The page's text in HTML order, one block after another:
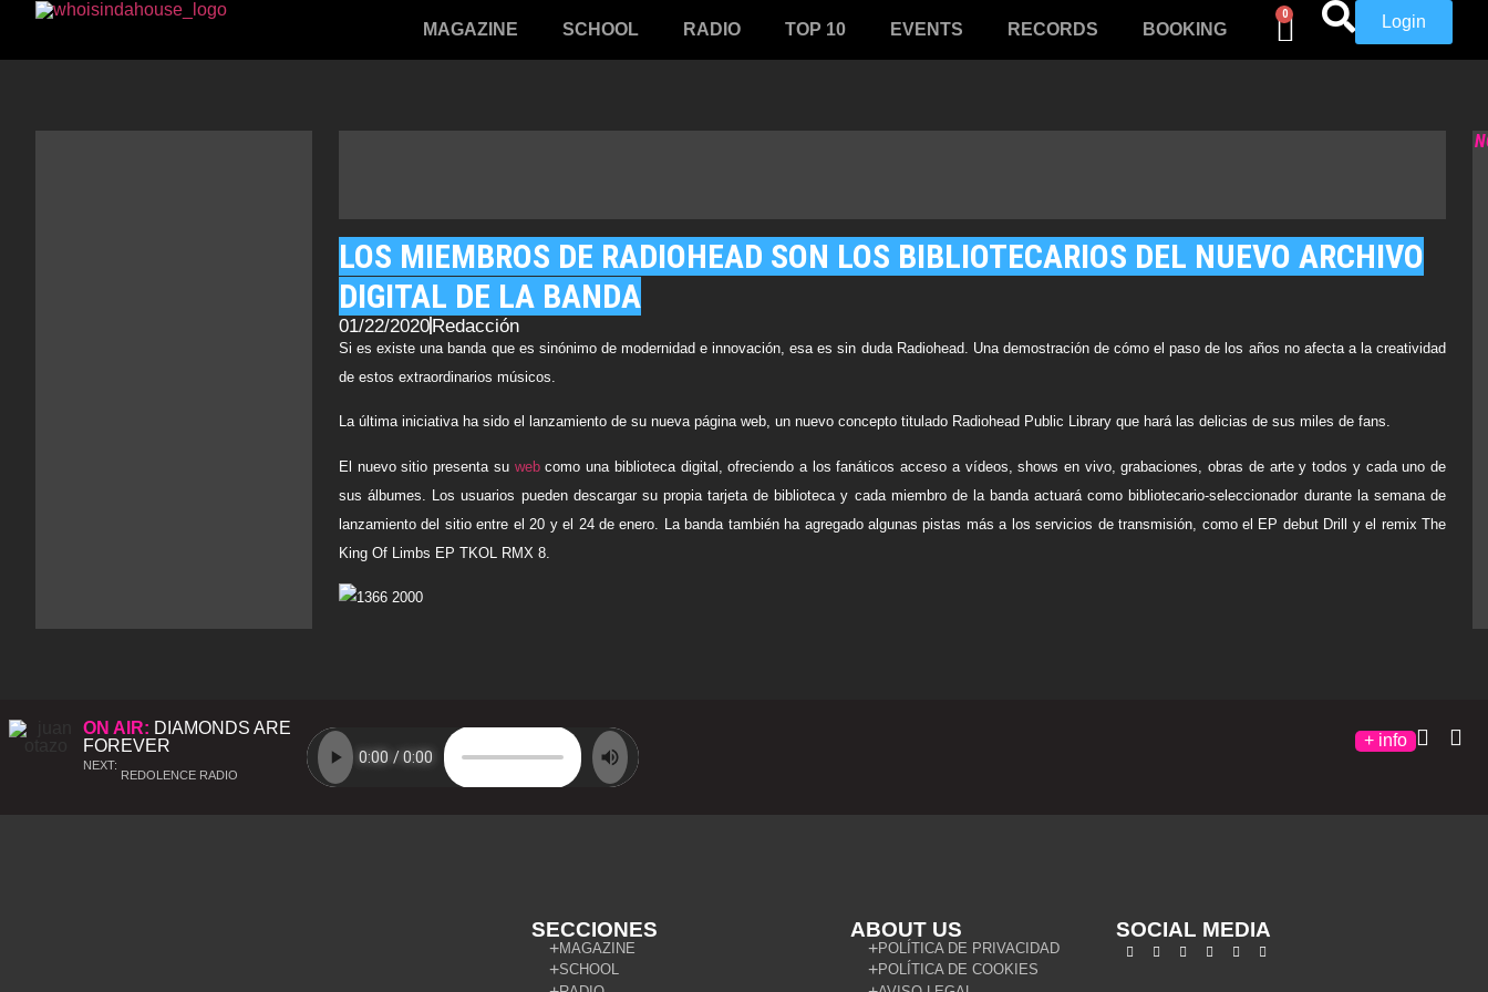
MAGAZINE SCHOOL RADIO TOP 10 EVENTS RECORDS BOOKING
0 Login
LOS MIEMBROS DE RADIOHEAD SON LOS BIBLIOTECARIOS DEL NUEVO ARCHIVO
DIGITAL DE LA BANDA
01/22/2020Redacción
Si es existe una banda que es sinónimo de modernidad e innovación, esa es sin duda Radiohead. Una demostración de cómo el paso de los años no afecta a la creatividad
de estos extraordinarios músicos.
La última iniciativa ha sido el lanzamiento de su nueva página web, un nuevo concepto titulado Radiohead Public Library que hará las delicias de sus miles de fans.
El nuevo sitio presenta su web como una biblioteca digital, ofreciendo a los fanáticos acceso a vídeos, shows en vivo, grabaciones, obras de arte y todos y cada uno de
sus álbumes. Los usuarios pueden descargar su propia tarjeta de biblioteca y cada miembro de la banda actuará como bibliotecario-seleccionador durante la semana de
lanzamiento del sitio entre el 20 y el 24 de enero. La banda también ha agregado algunas pistas más a los servicios de transmisión, como el EP debut Drill y el remix The
King Of Limbs EP TKOL RMX 8.
ON AIR: DIAMONDS ARE
FOREVER
NEXT:
REDOLENCE RADIO
+ info
SECCIONES
MAGAZINE
SCHOOL
ABOUT US
POLÍTICA DE PRIVACIDAD
POLÍTICA DE COOKIES
SOCIAL MEDIA